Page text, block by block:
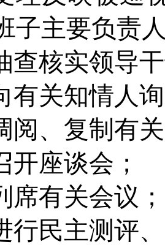
子主要负责
查核实领导
有关知情人
阅、复制有
开座谈会；
席有关会议；
行民主测评